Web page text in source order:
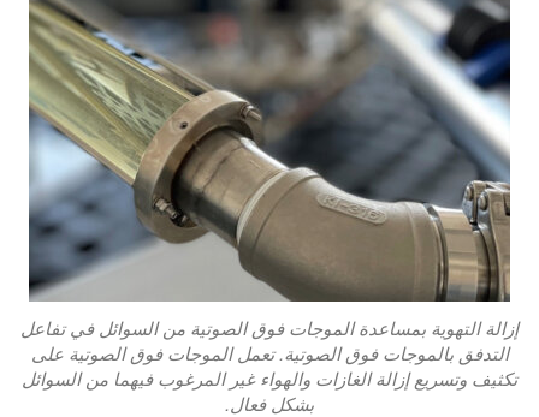
إزالة التهوية بمساعدة الموجات فوق الصوتية من السوائل في تفاعل
التدفق بالموجات فوق الصوتية. تعمل الموجات فوق الصوتية على
تكثيف وتسريع إزالة الغازات والهواء غير المرغوب فيهما من السوائل
بشكل فعال.